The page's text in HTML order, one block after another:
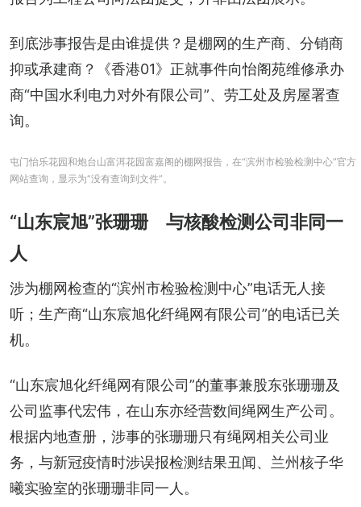
到底涉事报告是由谁提供？是棚网的生产商、分销商
抑或承建商？《香港01》正就事件向怡阁苑维修承办
商“中国水利电力对外有限公司”、劳工处及房屋署查
询。
屯门怡乐花园和炮台山富洱花园富嘉阁的棚网报告，在“滨州市检验检测中心”官方
网站查询，显示为“没有查询到文件”。
“山东宸旭”张珊珊 与核酸检测公司非同一
人
涉为棚网检查的“滨州市检验检测中心”电话无人接
听；生产商“山东宸旭化纤绳网有限公司”的电话已关
机。
“山东宸旭化纤绳网有限公司”的董事兼股东张珊珊及
公司监事代宏伟，在山东亦经营数间绳网生产公司。
根据内地查册，涉事的张珊珊只有绳网相关公司业
务，与新冠疫情时涉误报检测结果丑闻、兰州核子华
曦实验室的张珊珊非同一人。